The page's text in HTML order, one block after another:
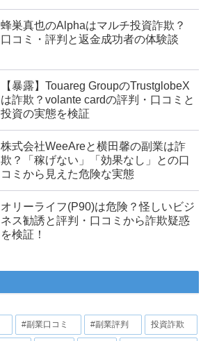
蜂巣真也のAlphaはマルチ投資詐欺？
口コミ・評判と返金成功者の体験談
【暴露】Touareg GroupのTrustglobeX
は詐欺？volante cardの評判・口コミと
投資の実態を検証
株式会社WeeAreと横田馨の副業は詐
欺？「稼げない」「効果なし」との口
コミから見えた危険な実態
オリーライフ(P90)は危険？怪しいビジ
ネス勧誘と評判・口コミから詐欺疑惑
を検証！
#副業口コミ #副業評判 投資詐欺